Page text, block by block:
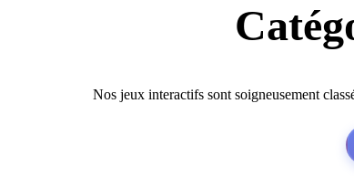
Nos jeux interactifs sont soigneusement